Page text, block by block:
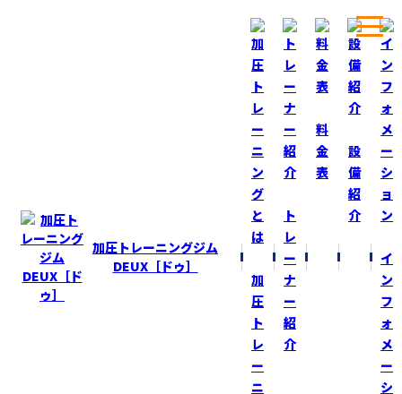
加圧トレーニングジム
DEUX［ドゥ］
加
圧
ト
レ
ー
ニ
ト
レ
ー
ナ
ー
紹
介
料
金
表
設
備
紹
介
イ
ン
フ
ォ
メ
ー
シ
この季節が来た！
2019-8-1
夏休みと言えば『ラジオ体操』！ 気が付いたらこんな時
そして、今日から８月！月日が経つのが早い！